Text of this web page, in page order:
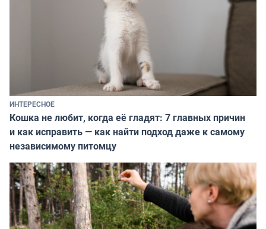
ИНТЕРЕСНОЕ
Кошка не любит, когда её гладят: 7 главных причин
и как исправить — как найти подход даже к самому
независимому питомцу